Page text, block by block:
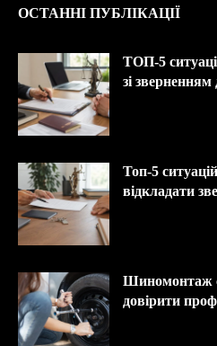
ОСТАННІ ПУБЛІКАЦІЇ
ТОП-5
зі зверненням
Топ-5
відкладати
Шиномонтаж
довірити